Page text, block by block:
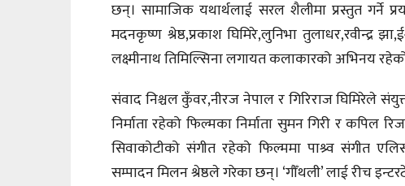
छन्। सामाजिक यथार्थलाई सरल शैलीमा प्रस्तुत गर्ने
मदनकृष्ण श्रेष्ठ,प्रकाश घिमिरे,लुनिभा तुलाधर,रवीन्द्र
लक्ष्मीनाथ तिमिल्सिना लगायत कलाकारको अभिनय
संवाद निश्चल कुँवर,नीरज नेपाल र गिरिराज घिमिरेले
निर्माता रहेको फिल्मका निर्माता सुमन गिरी र कपिल
सिवाकोटीको संगीत रहेको फिल्ममा पाश्र्व संगीत
सम्पादन मिलन श्रेष्ठले गरेका छन्। ‘गौँथली’ लाई रीच